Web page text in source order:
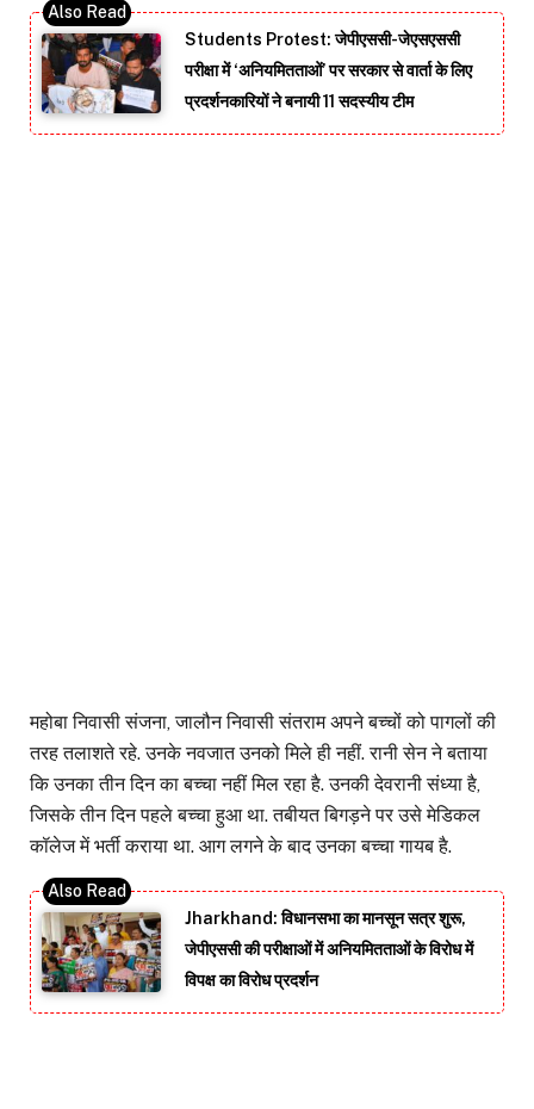
Students Protest: जेपीएससी-जेएसएससी
परीक्षा में ‘अनियमितताओं’ पर सरकार से वार्ता के लिए
प्रदर्शनकारियों ने बनायी 11 सदस्यीय टीम
महोबा निवासी संजना, जालौन निवासी संतराम अपने बच्चों को पागलों की
तरह तलाशते रहे. उनके नवजात उनको मिले ही नहीं. रानी सेन ने बताया
कि उनका तीन दिन का बच्चा नहीं मिल रहा है. उनकी देवरानी संध्या है,
जिसके तीन दिन पहले बच्चा हुआ था. तबीयत बिगड़ने पर उसे मेडिकल
कॉलेज में भर्ती कराया था. आग लगने के बाद उनका बच्चा गायब है.
Jharkhand: विधानसभा का मानसून सत्र शुरू,
जेपीएससी की परीक्षाओं में अनियमितताओं के विरोध में
विपक्ष का विरोध प्रदर्शन